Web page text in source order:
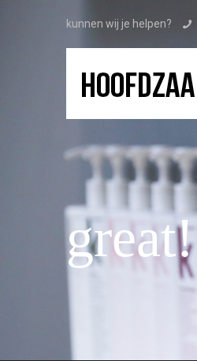
kunnen wij je helpen?
great!